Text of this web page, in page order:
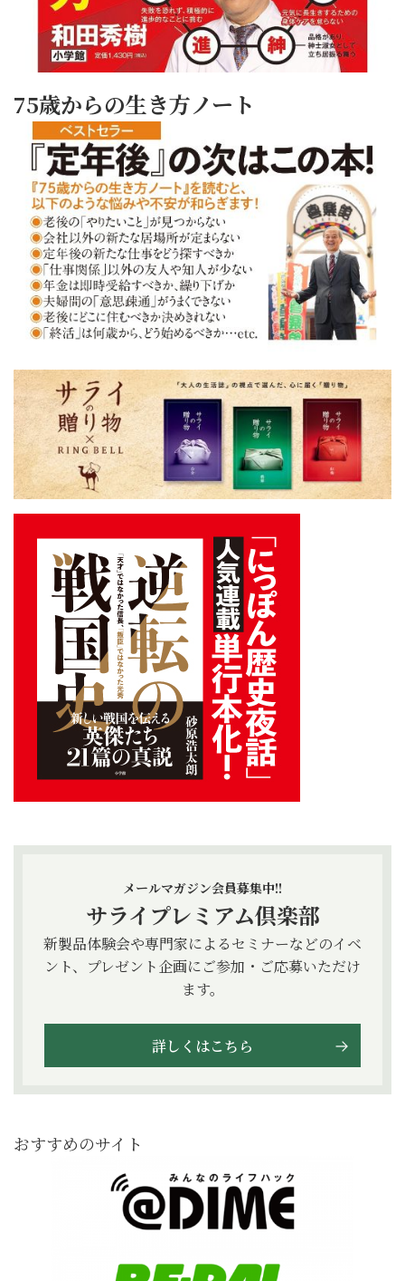
75歳からの生き方ノート
メールマガジン会員募集中!!
サライプレミアム倶楽部
新製品体験会や専門家によるセミナーなどのイベ
ント、プレゼント企画にご参加・ご応募いただけ
ます。
詳しくはこちら
おすすめのサイト